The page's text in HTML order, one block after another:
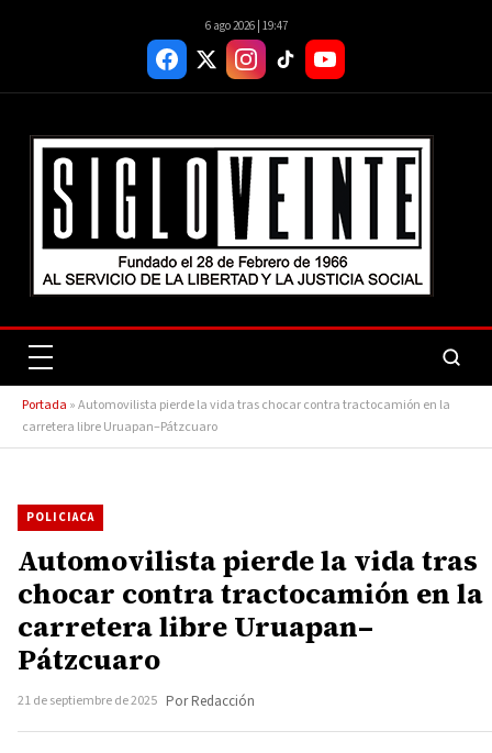
6 ago 2026 | 19:47
Portada »Automovilista pierde la vida tras chocar contra tractocamión en la
carretera libre Uruapan–Pátzcuaro
POLICIACA
Automovilista pierde la vida tras
chocar contra tractocamión en la
carretera libre Uruapan–
Pátzcuaro
21 de septiembre de 2025 Por Redacción